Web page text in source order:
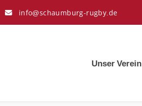
info@schaumburg-rugby.de
Unser Verein